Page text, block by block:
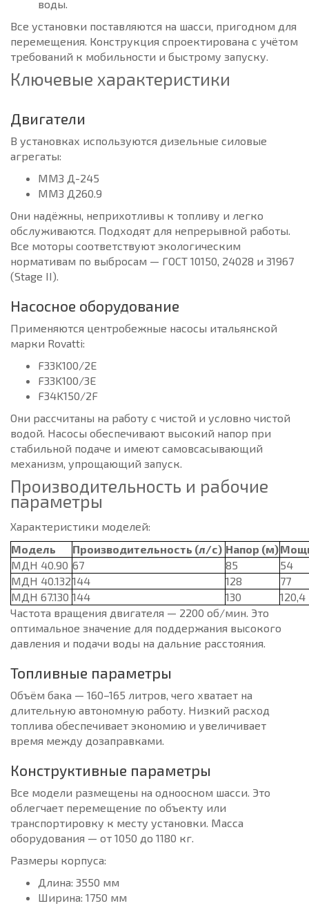
воды.
Все установки поставляются на шасси, пригодном для
перемещения. Конструкция спроектирована с учётом
требований к мобильности и быстрому запуску.
Ключевые характеристики
Двигатели
В установках используются дизельные силовые
агрегаты:
ММЗ Д-245
ММЗ Д260.9
Они надёжны, неприхотливы к топливу и легко
обслуживаются. Подходят для непрерывной работы.
Все моторы соответствуют экологическим
нормативам по выбросам — ГОСТ 10150, 24028 и 31967
(Stage II).
Насосное оборудование
Применяются центробежные насосы итальянской
марки Rovatti:
F33K100/2E
F33K100/3E
F34K150/2F
Они рассчитаны на работу с чистой и условно чистой
водой. Насосы обеспечивают высокий напор при
стабильной подаче и имеют самовсасывающий
механизм, упрощающий запуск.
Производительность и рабочие
параметры
Характеристики моделей:
Модель
Производительность (л/с) Напор (м)
МДН 40.90 67 85
54
МДН 40.132144 128
77
МДН 67.130 144 130
120,4
Частота вращения двигателя — 2200 об/мин. Это
оптимальное значение для поддержания высокого
давления и подачи воды на дальние расстояния.
Топливные параметры
Объём бака — 160–165 литров, чего хватает на
длительную автономную работу. Низкий расход
топлива обеспечивает экономию и увеличивает
время между дозаправками.
Конструктивные параметры
Все модели размещены на одноосном шасси. Это
облегчает перемещение по объекту или
транспортировку к месту установки. Масса
оборудования — от 1050 до 1180 кг.
Размеры корпуса:
Длина: 3550 мм
Ширина: 1750 мм